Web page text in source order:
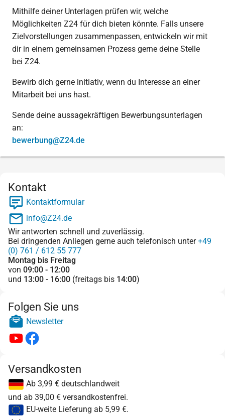
Mithilfe deiner Unterlagen prüfen wir, welche
Möglichkeiten Z24 für dich bieten könnte. Falls unsere
Zielvorstellungen zusammenpassen, entwickeln wir mit
dir in einem gemeinsamen Prozess gerne deine Stelle
bei Z24.
Bewirb dich gerne initiativ, wenn du Interesse an einer
Mitarbeit bei uns hast.
Sende deine aussagekräftigen Bewerbungsunterlagen
an:
bewerbung@Z24.de
Kontakt
Kontaktformular
info@Z24.de
Wir antworten schnell und zuverlässig.
Bei dringenden Anliegen gerne auch telefonisch unter+49
(0) 761 / 612 55 777
Montag bis Freitag
von 09:00 - 12:00
und 13:00 - 16:00 (freitags bis 14:00)
Folgen Sie uns
Newsletter
Versandkosten
Ab 3,99 € deutschlandweit
und ab 39,00 € versandkostenfrei.
EU-weite Lieferung ab 5,99 €.